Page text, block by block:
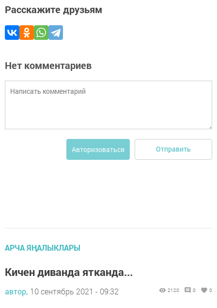
Расскажите друзьям
Нет комментариев
Авторизоваться Отправить
АРЧА ЯҢАЛЫКЛАРЫ
Кичен диванда ятканда...
автор, 10 сентябрь 2021 - 09:32 2120 0 0